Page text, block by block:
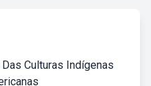
Culturas Indígenas